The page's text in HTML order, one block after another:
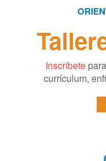
Inscríbete
currículum,